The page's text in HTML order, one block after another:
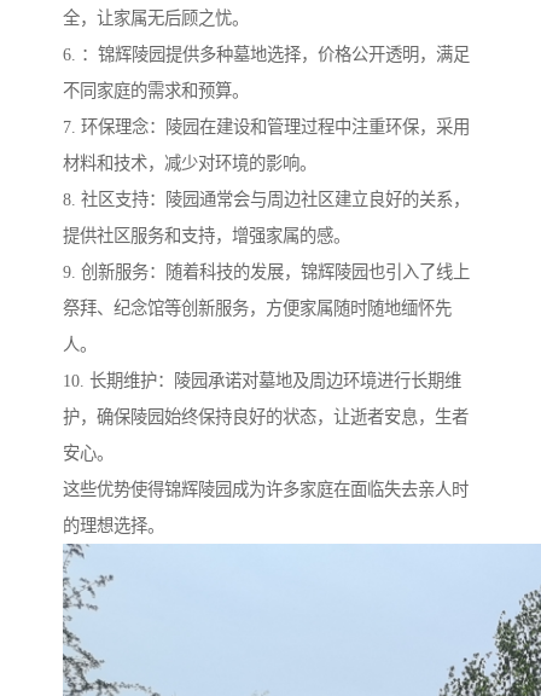
全，让家属无后顾之忧。
6. ：锦辉陵园提供多种墓地选择，价格公开透明，满足
不同家庭的需求和预算。
7. 环保理念：陵园在建设和管理过程中注重环保，采用
材料和技术，减少对环境的影响。
8. 社区支持：陵园通常会与周边社区建立良好的关系，
提供社区服务和支持，增强家属的感。
9. 创新服务：随着科技的发展，锦辉陵园也引入了线上
祭拜、纪念馆等创新服务，方便家属随时随地缅怀先
人。
10. 长期维护：陵园承诺对墓地及周边环境进行长期维
护，确保陵园始终保持良好的状态，让逝者安息，生者
安心。
这些优势使得锦辉陵园成为许多家庭在面临失去亲人时
的理想选择。